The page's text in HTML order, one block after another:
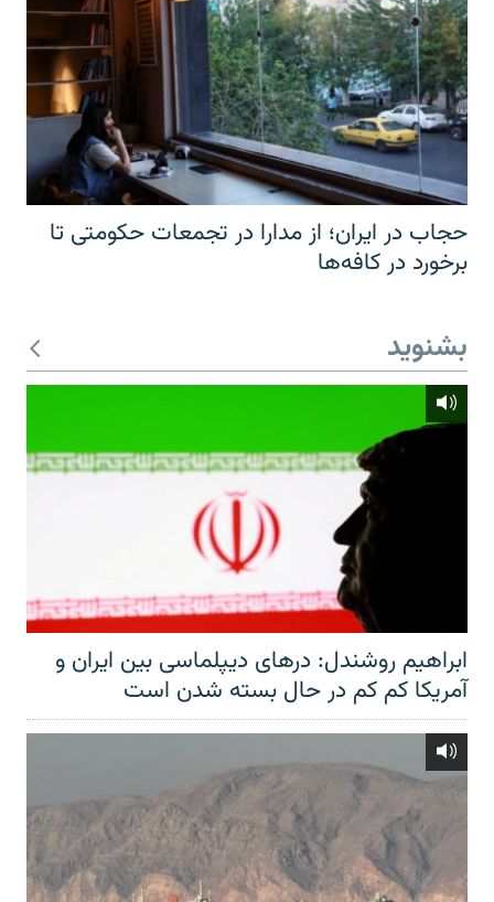
حجاب در ایران؛ از مدارا در تجمعات حکومتی تا
برخورد در کافه‌ها
بشنوید
ابراهیم روشندل: درهای دیپلماسی بین ایران و
آمریکا کم کم در حال بسته شدن است